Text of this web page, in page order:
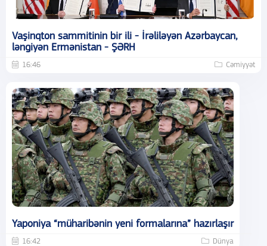
Vaşinqton sammitinin bir ili - İrəliləyən Azərbaycan,
ləngiyən Ermənistan - ŞƏRH
16:46 Cəmiyyət
Yaponiya “müharibənin yeni formalarına” hazırlaşır
16:42 Dünya